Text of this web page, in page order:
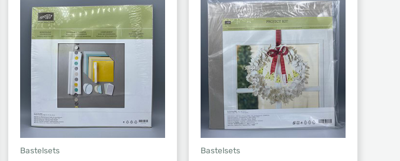
Bastelsets Bastelsets